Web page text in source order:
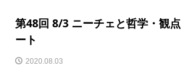
第48回 8/3 ニーチェと哲学・観点
ート
2020.08.03